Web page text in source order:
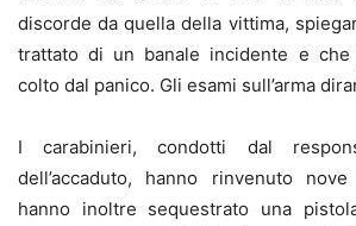
discorde da quella della vittima,
trattato di un banale incidente e che
colto dal panico. Gli esami sull’arma
I carabinieri, condotti dal
dell’accaduto, hanno rinvenuto
hanno inoltre sequestrato una